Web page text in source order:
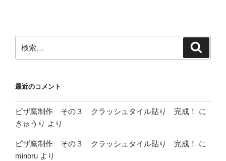
索:
最近のコメント
ピザ窯制作 その３ クラッシュタイル貼り 完成！
に
きゅうり より
ピザ窯制作 その３ クラッシュタイル貼り 完成！
に
minoru より